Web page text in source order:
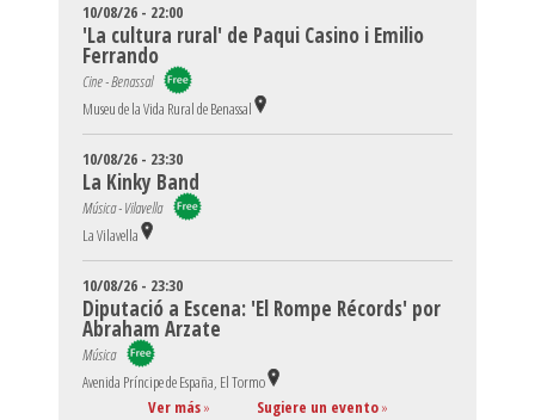
10/08/26 - 22:00
'La cultura rural' de Paqui Casino i Emilio
Ferrando
Cine - Benassal
Museu de la Vida Rural de Benassal
10/08/26 - 23:30
La Kinky Band
Música - Vilavella
La Vilavella
10/08/26 - 23:30
Diputació a Escena: 'El Rompe Récords' por
Abraham Arzate
Música
Avenida Príncipe de España, El Tormo
Ver más» Sugiere un evento»